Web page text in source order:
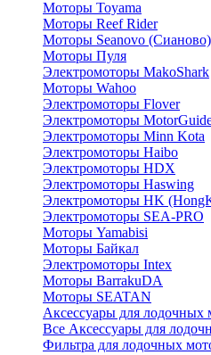
Моторы Toyama
Моторы Reef Rider
Моторы Seanovo (Сианово)
Моторы Пуля
Электромоторы MakoShark
Моторы Wahoo
Электромоторы Flover
Электромоторы
Электромоторы Minn Kota
Электромоторы Haibo
Электромоторы HDX
Электромоторы Haswing
Электромоторы HK
Электромоторы SEA-PRO
Моторы Yamabisi
Моторы Байкал
Электромоторы Intex
Моторы BarrakuDA
Моторы SEATAN
Аксессуары для лодочных
Все Аксессуары для
Фильтра для лодочных